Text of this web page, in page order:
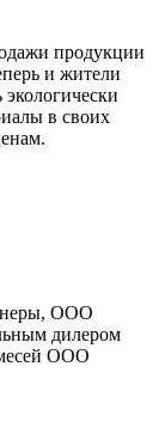
продукции
и жители
в своих
ООО
дилером
ООО